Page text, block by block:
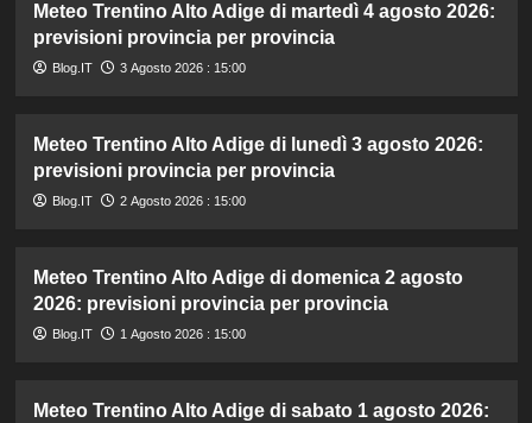
Meteo Trentino Alto Adige di martedì 4 agosto 2026:
previsioni provincia per provincia
Blog.IT 3 Agosto 2026 : 15:00
Meteo Trentino Alto Adige di lunedì 3 agosto 2026:
previsioni provincia per provincia
Blog.IT 2 Agosto 2026 : 15:00
Meteo Trentino Alto Adige di domenica 2 agosto
2026: previsioni provincia per provincia
Blog.IT 1 Agosto 2026 : 15:00
Meteo Trentino Alto Adige di sabato 1 agosto 2026: